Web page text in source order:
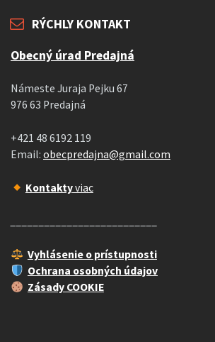
RÝCHLY KONTAKT
Obecný úrad Predajná
Námeste Juraja Pejku 67
976 63 Predajná
+421 48 6192 119
Email: obecpredajna@gmail.com
Kontaktyviac
Vyhlásenie o prístupnosti
Ochrana osobných údajov
Zásady COOKIE